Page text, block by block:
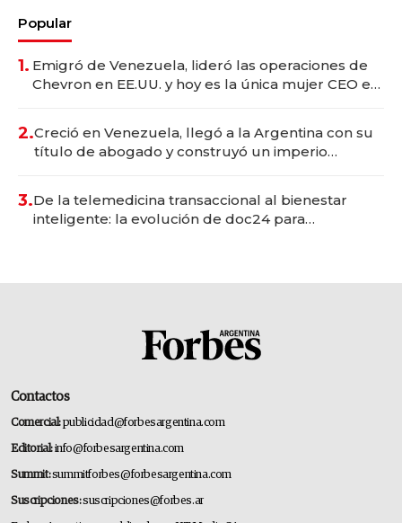
Popular
1. Emigró de Venezuela, lideró las operaciones de
Chevron en EE.UU. y hoy es la única mujer CEO en
2.Creció en Venezuela, llegó a la Argentina con su
título de abogado y construyó un imperio
3.De la telemedicina transaccional al bienestar
inteligente: la evolución de doc24 para
Contactos
Comercial:publicidad@forbesargentina.com
Editorial:info@forbesargentina.com
Summit:summitforbes@forbesargentina.com
Suscripciones:suscripciones@forbes.ar